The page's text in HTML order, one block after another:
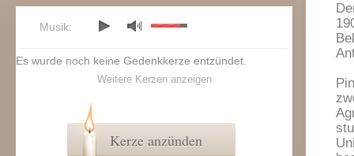
Musik:
Es wurde noch keine Gedenkkerze entzündet.
Weitere Kerzen anzeigen
Kerze anzünden